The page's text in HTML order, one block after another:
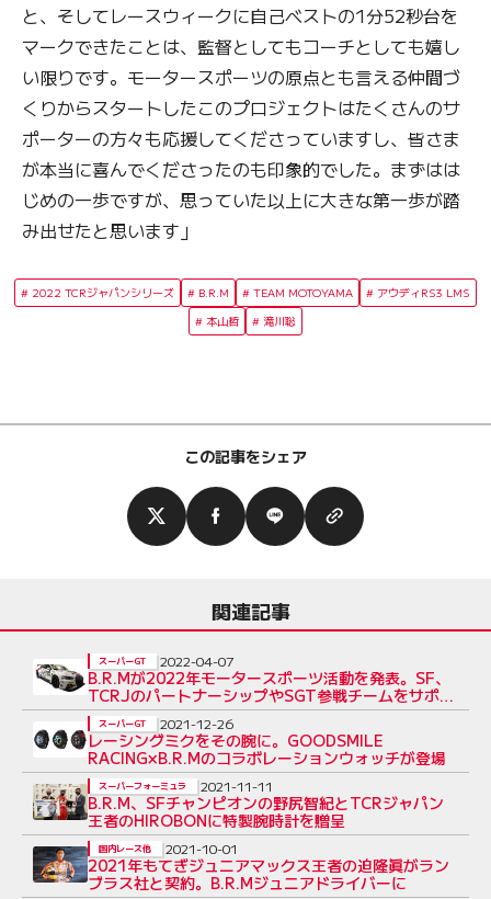
と、そしてレースウィークに自己ベストの1分52秒台を
マークできたことは、監督としてもコーチとしても嬉し
い限りです。モータースポーツの原点とも言える仲間づ
くりからスタートしたこのプロジェクトはたくさんのサ
ポーターの方々も応援してくださっていますし、皆さま
が本当に喜んでくださったのも印象的でした。まずはは
じめの一歩ですが、思っていた以上に大きな第一歩が踏
み出せたと思います」
2022 TCRジャパンシリーズ B.R.M TEAM MOTOYAMA
アウディRS3 LMS
本山哲
滝川聡
この記事をシェア
関連記事
B.R.Mが2022年モータースポーツ活動を発表。SF、
TCRJのパートナーシップやSGT参戦チームをサポー
ト
スーパーGT 2022-04-07
レーシングミクをその腕に。GOODSMILE
RACING×B.R.Mのコラボレーションウォッチが登場
スーパーGT 2021-12-26
B.R.M、SFチャンピオンの野尻智紀とTCRジャパン
王者のHIROBONに特製腕時計を贈呈
スーパーフォーミュラ 2021-11-11
2021年もてぎジュニアマックス王者の迫隆眞がラン
ブラス社と契約。B.R.Mジュニアドライバーに
国内レース他 2021-10-01